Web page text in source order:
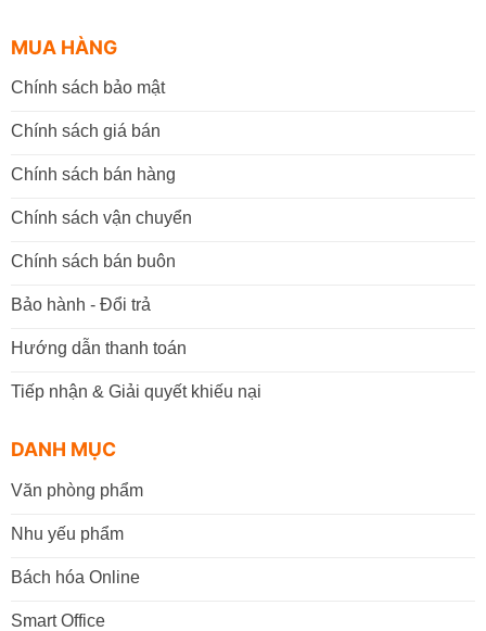
MUA HÀNG
Chính sách bảo mật
Chính sách giá bán
Chính sách bán hàng
Chính sách vận chuyển
Chính sách bán buôn
Bảo hành - Đổi trả
Hướng dẫn thanh toán
Tiếp nhận & Giải quyết khiếu nại
DANH MỤC
Văn phòng phẩm
Nhu yếu phẩm
Bách hóa Online
Smart Office